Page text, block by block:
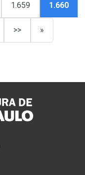
1.659 1.660
>> »